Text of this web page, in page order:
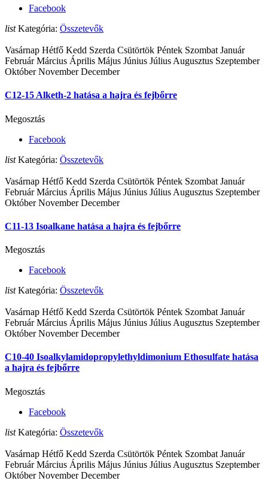
Facebook
list Kategória: Összetevők
Vasárnap Hétfő Kedd Szerda Csütörtök Péntek Szombat Január
Február Március Április Május Június Július Augusztus Szeptember
Október November December
C12-15 Alketh-2 hatása a hajra és fejbőrre
Megosztás
Facebook
list Kategória: Összetevők
Vasárnap Hétfő Kedd Szerda Csütörtök Péntek Szombat Január
Február Március Április Május Június Július Augusztus Szeptember
Október November December
C11-13 Isoalkane hatása a hajra és fejbőrre
Megosztás
Facebook
list Kategória: Összetevők
Vasárnap Hétfő Kedd Szerda Csütörtök Péntek Szombat Január
Február Március Április Május Június Július Augusztus Szeptember
Október November December
C10-40 Isoalkylamidopropylethyldimonium Ethosulfate hatása
a hajra és fejbőrre
Megosztás
Facebook
list Kategória: Összetevők
Vasárnap Hétfő Kedd Szerda Csütörtök Péntek Szombat Január
Február Március Április Május Június Július Augusztus Szeptember
Október November December